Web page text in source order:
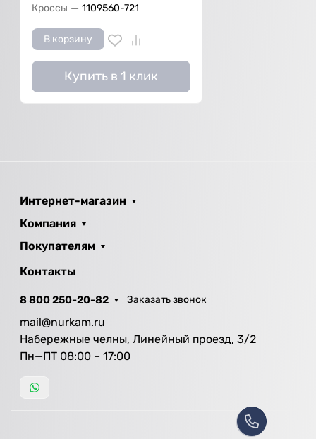
Кроссы — 1109560-721
В корзину
Купить в 1 клик
Интернет-магазин
Компания
Покупателям
Контакты
8 800 250-20-82 Заказать звонок
mail@nurkam.ru
Набережные челны, Линейный проезд, 3/2
Пн—ПТ 08:00 – 17:00